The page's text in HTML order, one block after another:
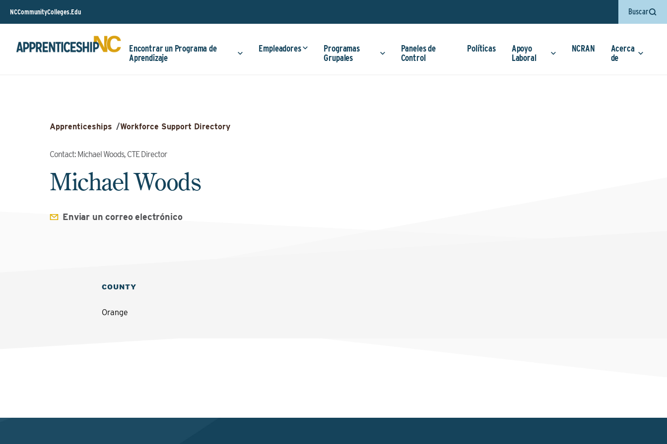
NCCommunityColleges.Edu Buscar
Encontrar un Programa de
Aprendizaje
Empleadores
Programas
Grupales
Paneles de
Control
Políticas
Apoyo
Laboral
NCRAN
Acerca
de
Apprenticeships /Workforce Support Directory
Contact: Michael Woods, CTE Director
Michael Woods
Enviar un correo electrónico
COUNTY
Orange